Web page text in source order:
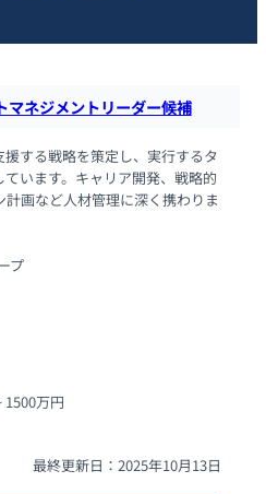
マネジメントリーダー候補
する戦略を策定し、実行するタ
います。キャリア開発、戦略的
画など人材管理に深く携わりま
プ
1500万円
最終更新日：2025年10月13日